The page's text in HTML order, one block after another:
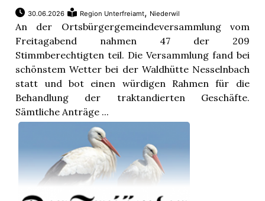
30.06.2026 Region Unterfreiamt, Niederwil
An der Ortsbürgergemeindeversammlung vom
Freitagabend nahmen 47 der 209
Stimmberechtigten teil. Die Versammlung fand bei
schönstem Wetter bei der Waldhütte Nesselnbach
statt und bot einen würdigen Rahmen für die
Behandlung der traktandierten Geschäfte.
Sämtliche Anträge ...